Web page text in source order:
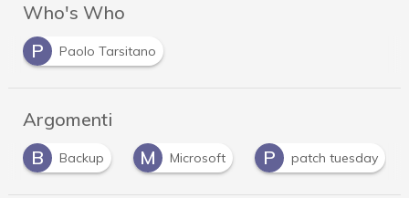
Who's Who
P
Paolo Tarsitano
Argomenti
M
Microsoft P patch tuesday V vulnerabilità